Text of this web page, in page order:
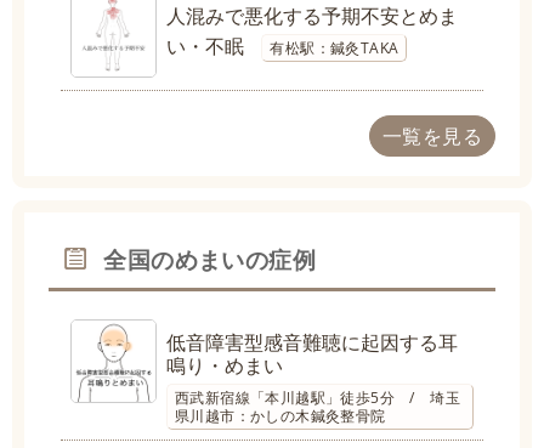
人混みで悪化する予期不安とめま
い・不眠
有松駅：鍼灸TAKA
一覧を見る
全国のめまいの症例
低音障害型感音難聴に起因する耳
鳴り・めまい
西武新宿線「本川越駅」徒歩5分 / 埼玉
県川越市：かしの木鍼灸整骨院